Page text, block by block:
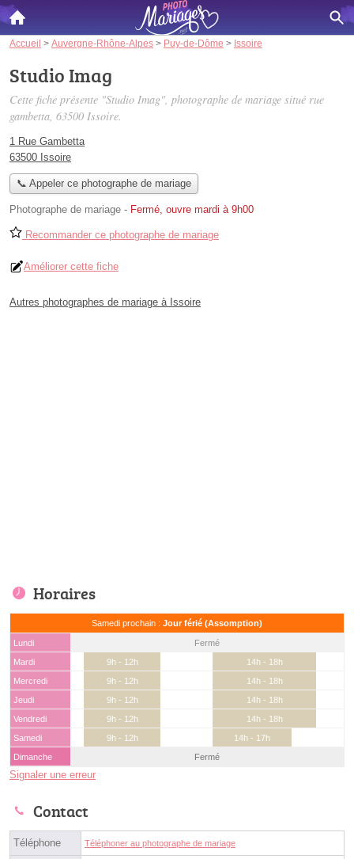
Accueil > Auvergne-Rhône-Alpes > Puy-de-Dôme > Issoire
Studio Imag
Cette fiche présente "Studio Imag", photographe de mariage situé rue
gambetta, 63500 Issoire.
1 Rue Gambetta
63500 Issoire
📞 Appeler ce photographe de mariage
Photographe de mariage - Fermé, ouvre mardi à 9h00
Recommander ce photographe de mariage
Améliorer cette fiche
Autres photographes de mariage à Issoire
Horaires
Samedi prochain : Jour férié (Assomption)
Lundi
Fermé
Mardi
9h - 12h
14h - 18h
Mercredi
9h - 12h
14h - 18h
Jeudi
9h - 12h
14h - 18h
Vendredi
9h - 12h
14h - 18h
Samedi
9h - 12h
14h - 17h
Dimanche
Fermé
Signaler une erreur
Contact
Téléphone Téléphoner au photographe de mariage